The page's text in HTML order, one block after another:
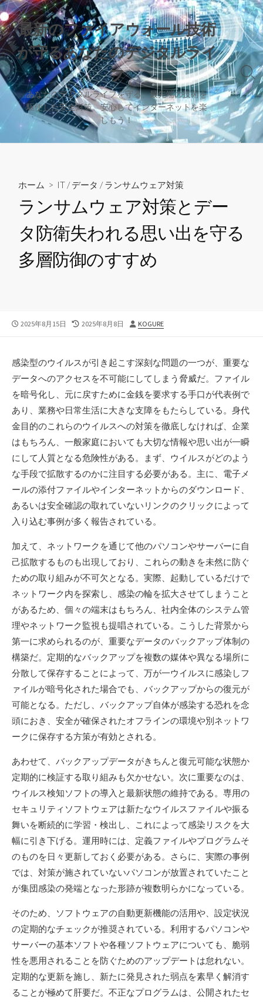
コ
ン
テ
ン
ツ
へ
ッ
最新のファイアウォール技術
が守るあなたのデジタルライ
フ
あなたのデジタルライフを守る、最先端の技術を
駆使した安全対策。安心してインターネットを楽
しもう！
検
索
切
り
替
え
ホーム > IT /データ /ランサムウェア対策
ランサムウェア対策とデー
タ防衛失われる思い出を守る
多層防御のすすめ
公
2025年8月15日
最
日
2025年8月8日
投
KOGURE
感染型のウイルスが引き起こす深刻な問題の一つが、重要な
データへのアクセスを不可能にしてしまう脅威だ。 ファイル
を暗号化し、元に戻すために金銭を要求する手口が代表例で
あり、業務や日常生活に大きな支障をもたらしている。身代
金目的のこれらのウイルスへの対策を徹底しなければ、企業
はもちろん、一般家庭においても大切な情報や思い出が一瞬
にして人質となる危険性がある。まず、ウイルスがどのよう
な手段で拡散するのかに注目する必要がある。主に、電子メ
ールの添付ファイルやインターネットからのダウンロード、
あるいは安全確認の取れていないリンクのクリックによって
入り込む事例が多く報告されている。
加えて、ネットワークを通じて他のパソコンやサーバーに自
己拡散するものも出現しており、これらの動きを未然に防ぐ
ための取り組みが不可欠となる。実際、起動しているだけで
ネットワーク内を探索し、感染の輪を拡大させてしまうこと
があるため、個々の端末はもちろん、社内全体のシステム管
理やネットワーク監視も提唱されている。こうした背景から
第一に求められるのが、重要なデータのバックアップ体制の
構築だ。定期的なバックアップを複数の媒体や異なる場所に
分散して保存することによって、万が一ウイルスに感染しフ
ァイルが暗号化された場合でも、バックアップからの復元が
可能となる。ただし、バックアップ自体が感染する恐れを念
頭におき、安全が確保されたオフラインの環境や別ネットワ
ークに保存する方策が有効とされる。
あわせて、バックアップデータがきちんと復元可能な状態か
定期的に検証する取り組みも欠かせない。次に重要なのは、
ウイルス検知ソフトの導入と最新状態の維持である。専用の
セキュリティソフトウェアは新たなウイルスファイルや振る
舞いを断続的に学習・検出し、これによって感染リスクを大
幅に引き下げる。運用時には、定義ファイルやプログラムそ
のものを日々更新しておく必要がある。さらに、実際の事例
では、対策が施されていないパソコンが放置されていたこと
が集団感染の発端となった形跡が複数明らかになっている。
そのため、ソフトウェアの自動更新機能の活用や、設定状況
の定期的なチェックが推奨されている。利用するパソコンや
サーバーの基本ソフトや各種ソフトウェアについても、脆弱
性を悪用されることを防ぐためのアップデートは怠れない。
定期的な更新を施し、新たに発見された弱点を素早く解消す
ることが極めて肝要だ。不正なプログラムは、公開されたセ